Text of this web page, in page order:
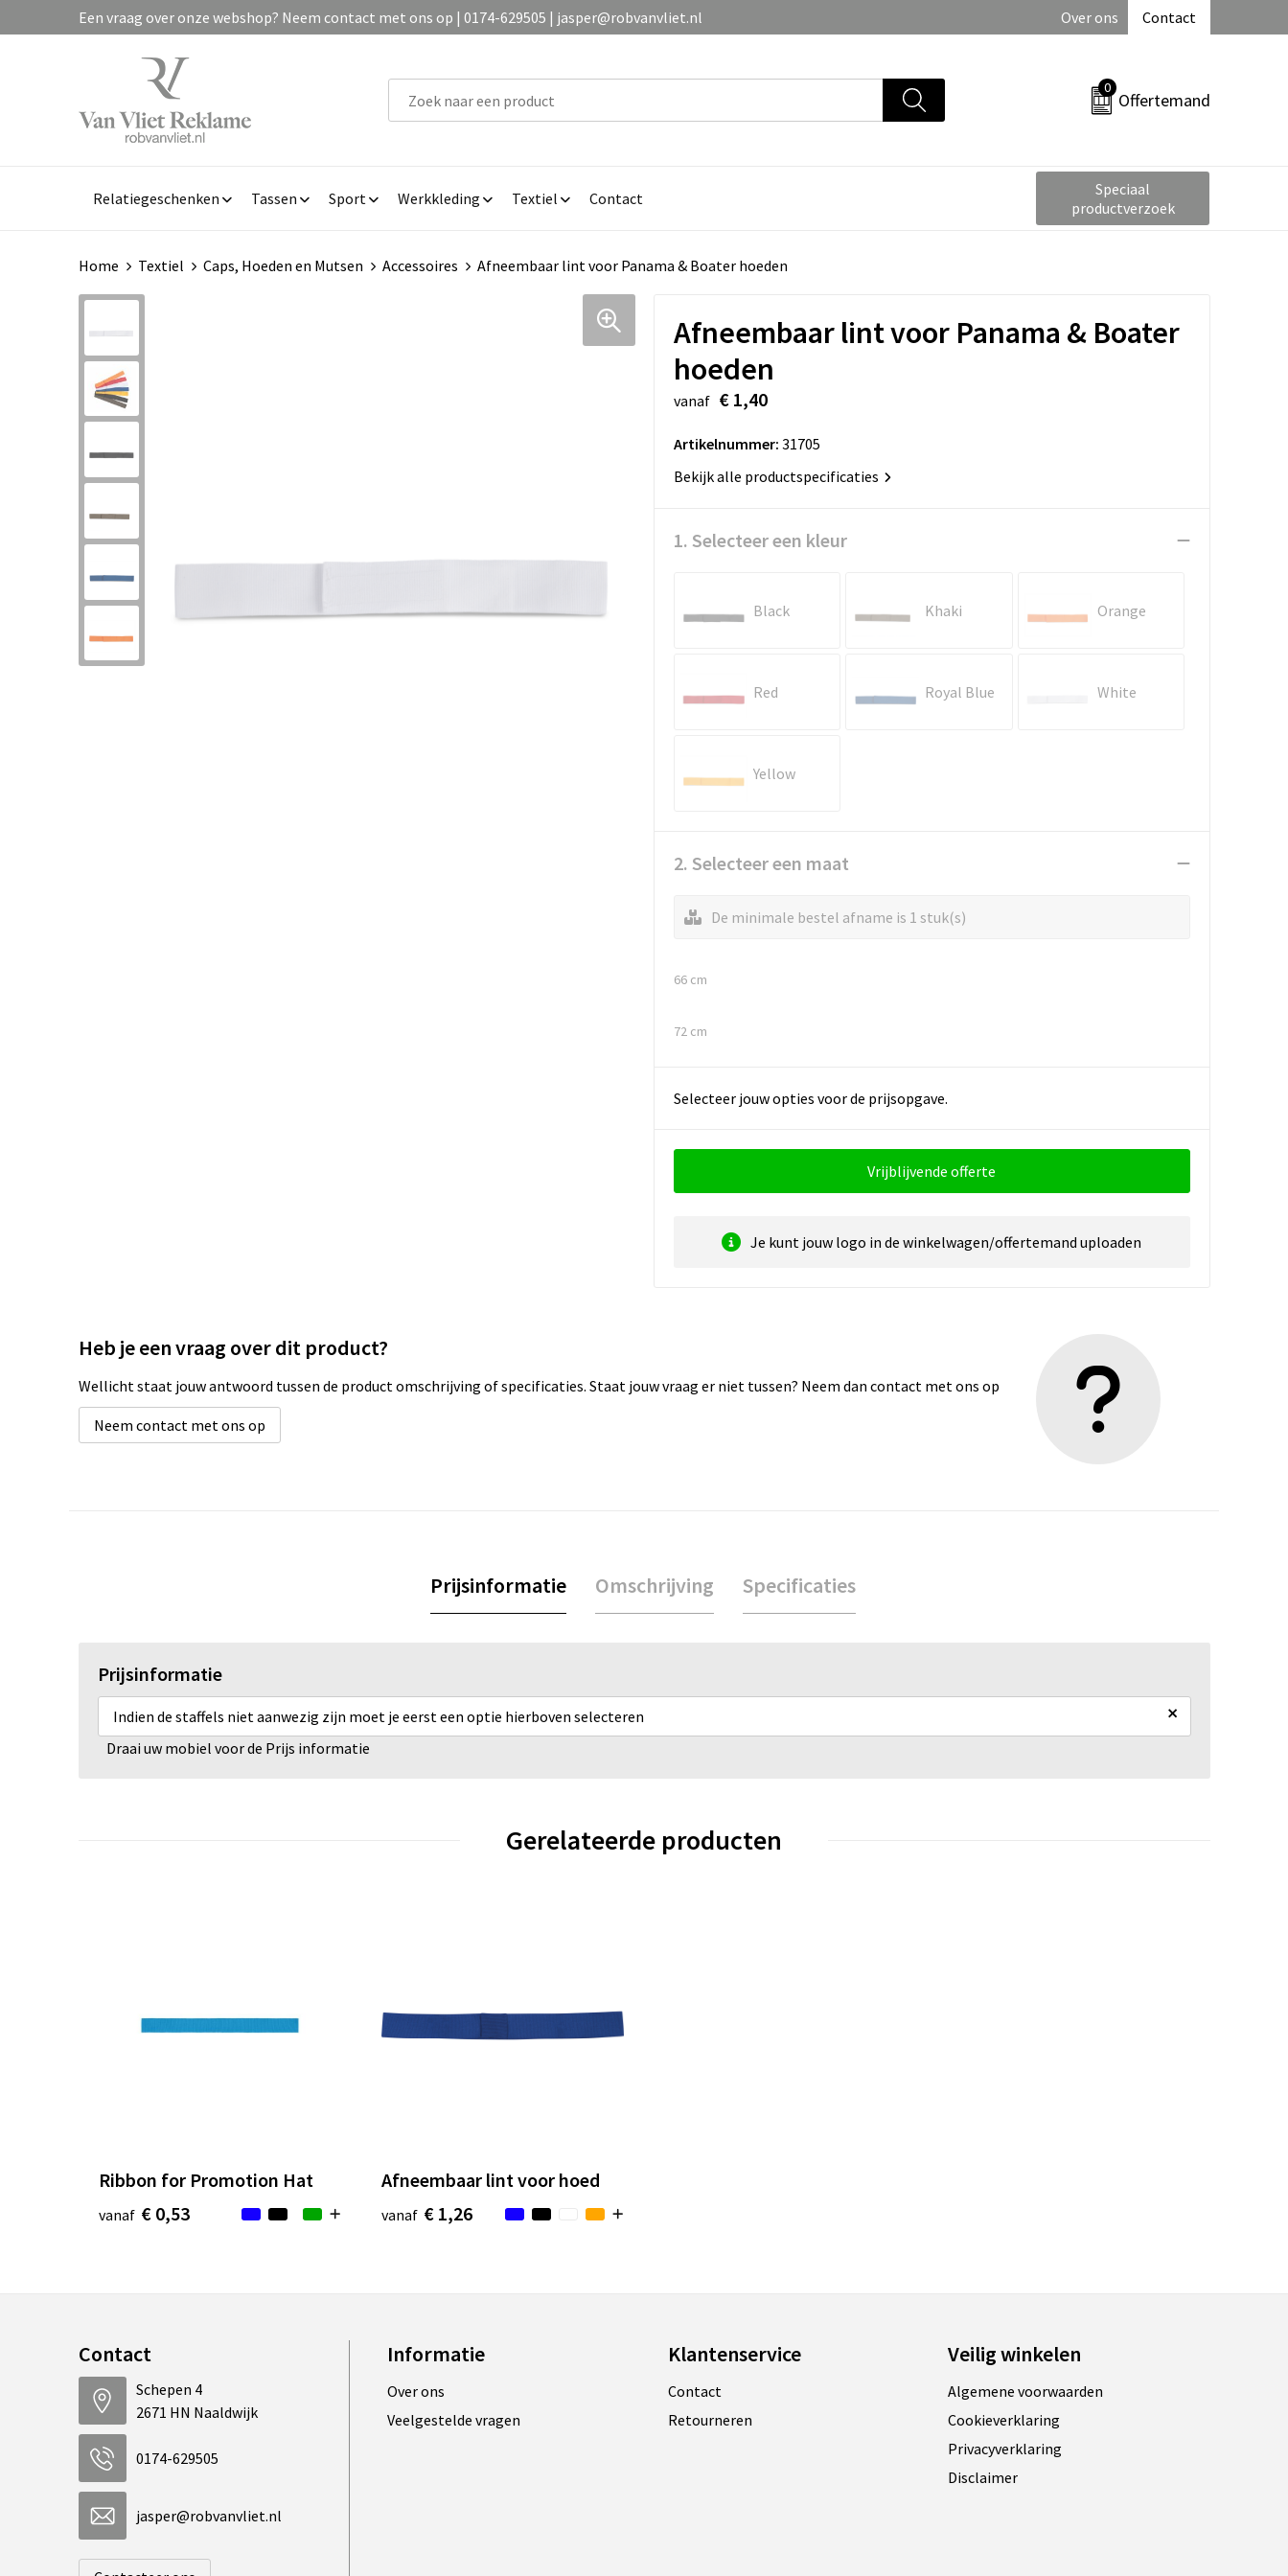
Een vraag over onze webshop? Neem contact met ons op | 0174-629505 | jasper@robvanvliet.nl Over ons Contact
0
Offertemand
Relatiegeschenken Tassen Sport Werkkleding Textiel Contact
Speciaal
productverzoek
Home Textiel Caps, Hoeden en Mutsen Accessoires Afneembaar lint voor Panama & Boater hoeden
Afneembaar lint voor Panama & Boater
hoeden
vanaf € 1,40
Artikelnummer: 31705
Bekijk alle productspecificaties
1. Selecteer een kleur
Black Khaki Orange
Red Royal Blue White
Yellow
2. Selecteer een maat
De minimale bestel afname is 1 stuk(s)
66 cm
72 cm
Selecteer jouw opties voor de prijsopgave.
Vrijblijvende offerte
Je kunt jouw logo in de winkelwagen/offertemand uploaden
Heb je een vraag over dit product?
Wellicht staat jouw antwoord tussen de product omschrijving of specificaties. Staat jouw vraag er niet tussen? Neem dan contact met ons op
Neem contact met ons op
Prijsinformatie Omschrijving Specificaties
Prijsinformatie
Indien de staffels niet aanwezig zijn moet je eerst een optie hierboven selecteren ×
Draai uw mobiel voor de Prijs informatie
Gerelateerde producten
Ribbon for Promotion Hat
vanaf € 0,53
Afneembaar lint voor hoed
vanaf € 1,26
Contact
Schepen 4
2671 HN Naaldwijk
0174-629505
jasper@robvanvliet.nl
Informatie
Over ons
Veelgestelde vragen
Klantenservice
Contact
Retourneren
Veilig winkelen
Algemene voorwaarden
Cookieverklaring
Privacyverklaring
Disclaimer